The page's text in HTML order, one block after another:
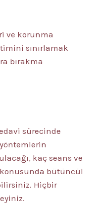
ve korunma
sınırlamak
bırakma
sürecinde
kaç seans ve
konusunda bütüncül
Hiçbir